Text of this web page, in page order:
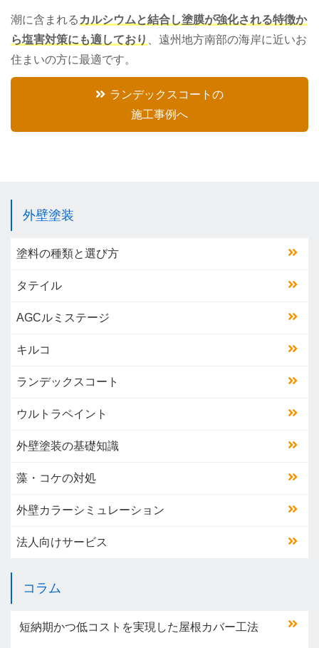
潮に含まれる カルシウムと結合し塗膜が強化される特徴か
ら塩害対策にも適しており
、遠州地方南部の海岸に近いお
住まいの方に最適です。
ランデックスコートの
施工事例へ
外壁塗装
塗料の種類と選び方
タテイル
AGCルミステージ
キルコ
ランデックスコート
ウルトラペイント
外壁塗装の基礎知識
藻・コケの対処
外壁カラーシミュレーション
法人向けサービス
コラム
短納期かつ低コストを実現した屋根カバー工法